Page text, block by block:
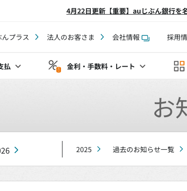
4月22日更新【重要】auじぶん銀行を
んプラス 法人のお客さま 会社情報 採用
払 金利・手数料・レート
お
2025 過去のお知らせ一覧